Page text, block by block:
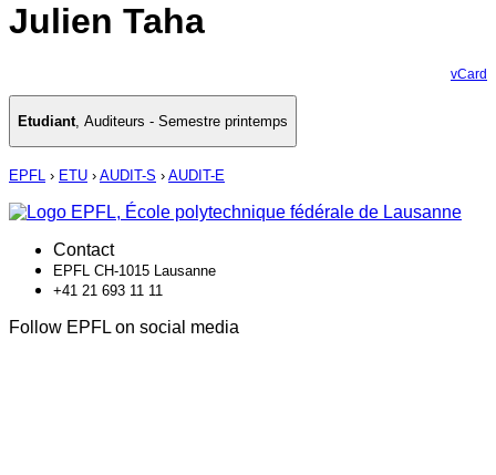
Julien Taha
vCard
Etudiant, Auditeurs - Semestre printemps
EPFL › ETU › AUDIT-S › AUDIT-E
Contact
EPFL CH-1015 Lausanne
+41 21 693 11 11
Follow EPFL on social media